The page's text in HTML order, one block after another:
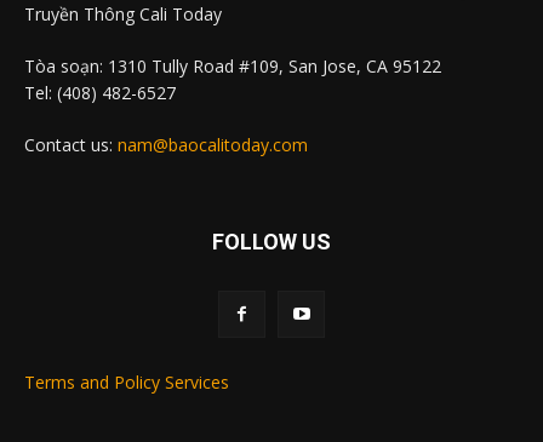
Truyền Thông Cali Today
Tòa soạn: 1310 Tully Road #109, San Jose, CA 95122
Tel: (408) 482-6527
Contact us: nam@baocalitoday.com
FOLLOW US
Terms and Policy Services